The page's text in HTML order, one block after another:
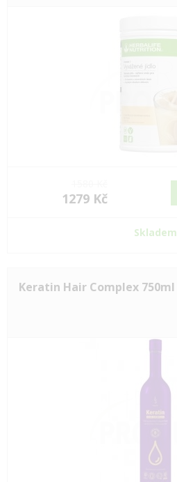
1279 Kč
Skladem
Keratin Hair Complex 750ml